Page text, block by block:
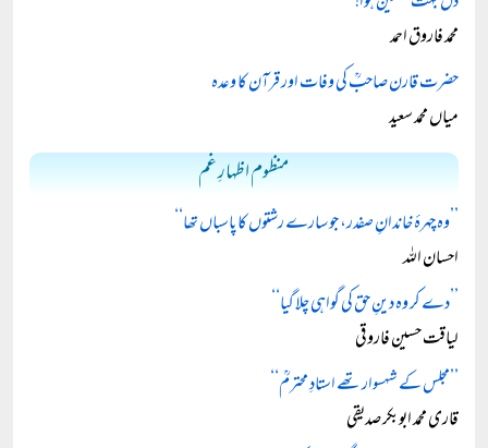
محمد فاروق احمد
حضرت قارن صاحبؒ کی وفات اور قرآن کا وعدہ
میاں محمد سعید
منظوم اظہارِ غم
’’وہ چہرۂ خاندانِ صفدر، جو سارے رشتوں کا پاسباں تھا‘‘
احسان اللہ
’’دے کر وہ دینِ حق کی گواہی چلا گیا‘‘
لیاقت حسین فاروقی
’’مجلس کے شہسوار تھے استادِ محترمؒ‘‘
قاری محمد ابوبکر صدیقی